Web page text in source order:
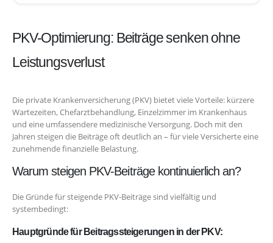
PKV-Optimierung: Beiträge senken ohne
Leistungsverlust
Die private Krankenversicherung (PKV) bietet viele Vorteile: kürzere
Wartezeiten, Chefarztbehandlung, Einzelzimmer im Krankenhaus
und eine umfassendere medizinische Versorgung. Doch mit den
Jahren steigen die Beiträge oft deutlich an – für viele Versicherte eine
zunehmende finanzielle Belastung.
Warum steigen PKV-Beiträge kontinuierlich an?
Die Gründe für steigende PKV-Beiträge sind vielfältig und
systembedingt:
Hauptgründe für Beitragssteigerungen in der PKV: